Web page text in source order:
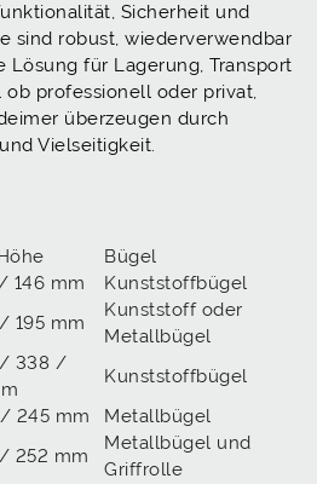
Sicherheit und
sind robust, wiederverwendbar
für Lagerung, Transport
ob professionell oder privat,
überzeugen durch
Vielseitigkeit.
Bügel
146 mm
Kunststoffbügel
195 mm
Kunststoff oder
Metallbügel
338 /
Kunststoffbügel
245 mm
Metallbügel
252 mm
Metallbügel und
Griffrolle